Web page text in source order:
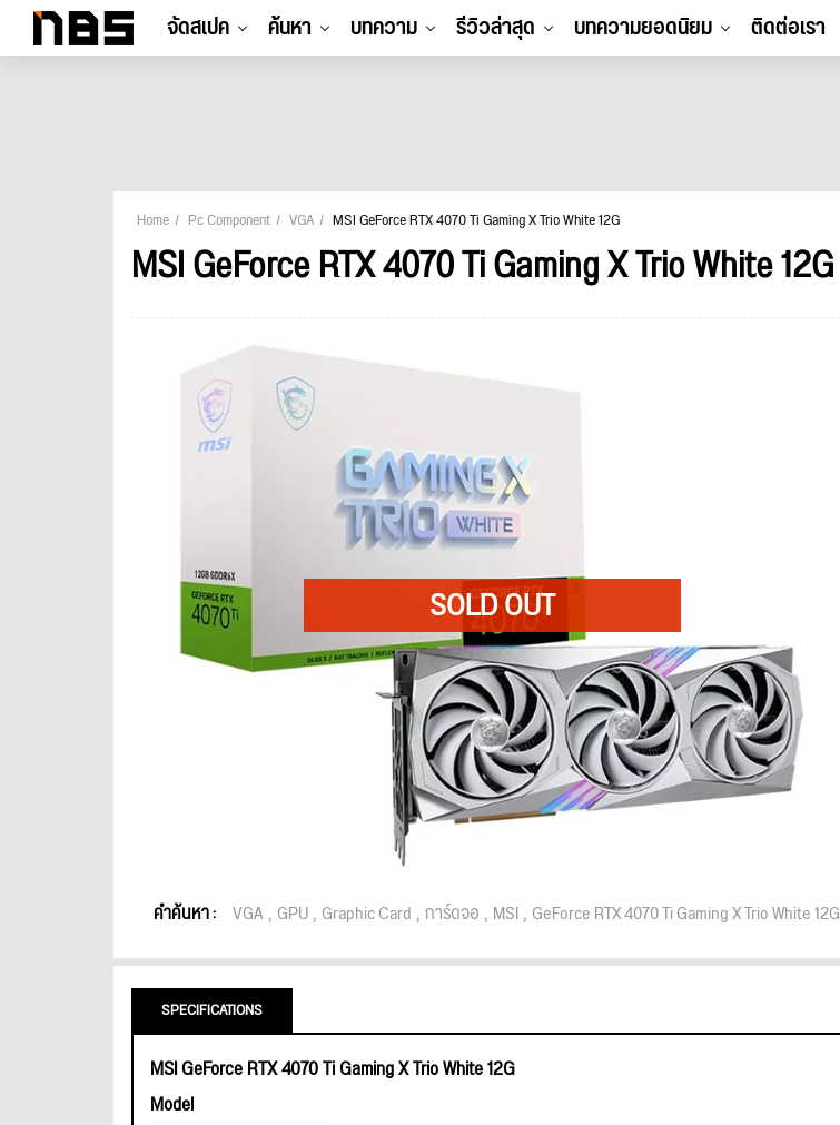
จัดสเปค ค้นหา บทความ รีวิวล่าสุด บทความยอดนิยม ติดต่อเรา
Home Pc Component VGA MSI GeForce RTX 4070 Ti Gaming X Trio White 12G
MSI GeForce RTX 4070 Ti Gaming X Trio White 12G
คำค้นหา : VGA GPU Graphic Card การ์ดจอ MSI GeForce RTX 4070 Ti Gaming X Trio White 12G
SPECIFICATIONS
MSI GeForce RTX 4070 Ti Gaming X Trio White 12G
Model